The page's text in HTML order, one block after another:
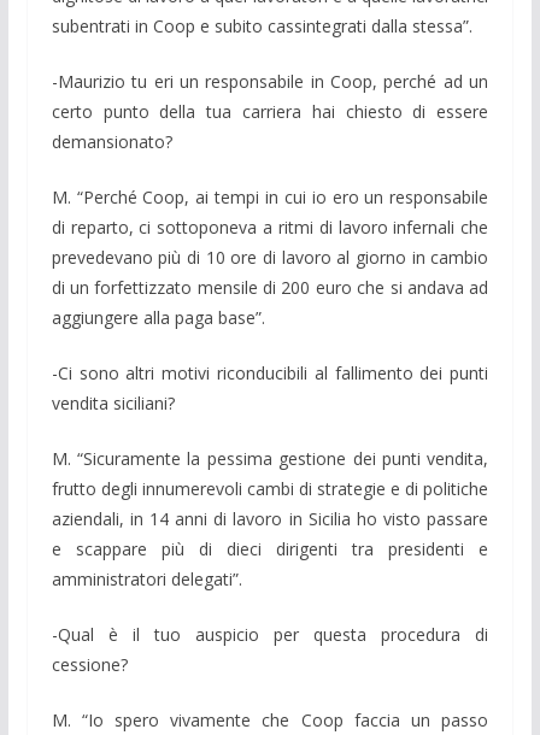
subentrati in Coop e subito cassintegrati dalla stessa”.
-Maurizio tu eri un responsabile in Coop, perché ad un
certo punto della tua carriera hai chiesto di essere
demansionato?
M. “Perché Coop, ai tempi in cui io ero un responsabile
di reparto, ci sottoponeva a ritmi di lavoro infernali che
prevedevano più di 10 ore di lavoro al giorno in cambio
di un forfettizzato mensile di 200 euro che si andava ad
aggiungere alla paga base”.
-Ci sono altri motivi riconducibili al fallimento dei punti
vendita siciliani?
M. “Sicuramente la pessima gestione dei punti vendita,
frutto degli innumerevoli cambi di strategie e di politiche
aziendali, in 14 anni di lavoro in Sicilia ho visto passare
e scappare più di dieci dirigenti tra presidenti e
amministratori delegati”.
-Qual è il tuo auspicio per questa procedura di
cessione?
M. “Io spero vivamente che Coop faccia un passo